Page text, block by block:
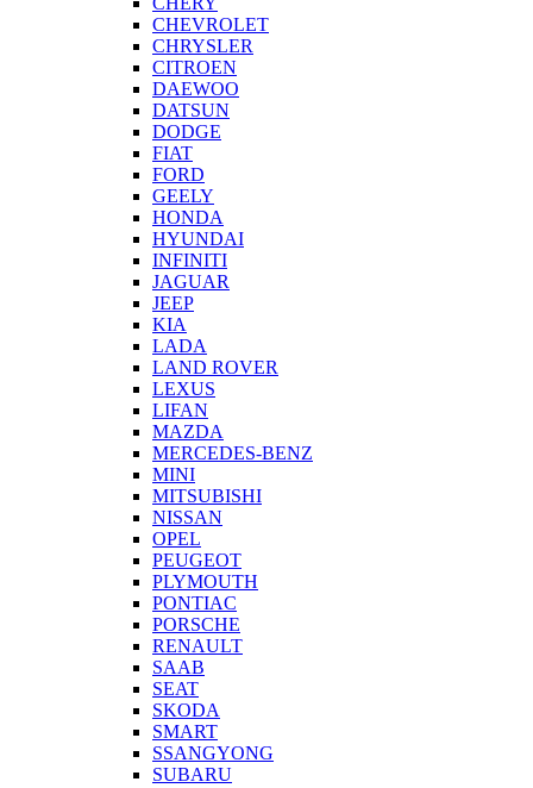
CHEVROLET
CHRYSLER
CITROEN
DAEWOO
DATSUN
DODGE
FIAT
FORD
GEELY
HONDA
HYUNDAI
INFINITI
JAGUAR
JEEP
KIA
LADA
LAND ROVER
LEXUS
LIFAN
MAZDA
MERCEDES-BENZ
MINI
MITSUBISHI
NISSAN
OPEL
PEUGEOT
PLYMOUTH
PONTIAC
PORSCHE
RENAULT
SAAB
SEAT
SKODA
SMART
SSANGYONG
SUBARU